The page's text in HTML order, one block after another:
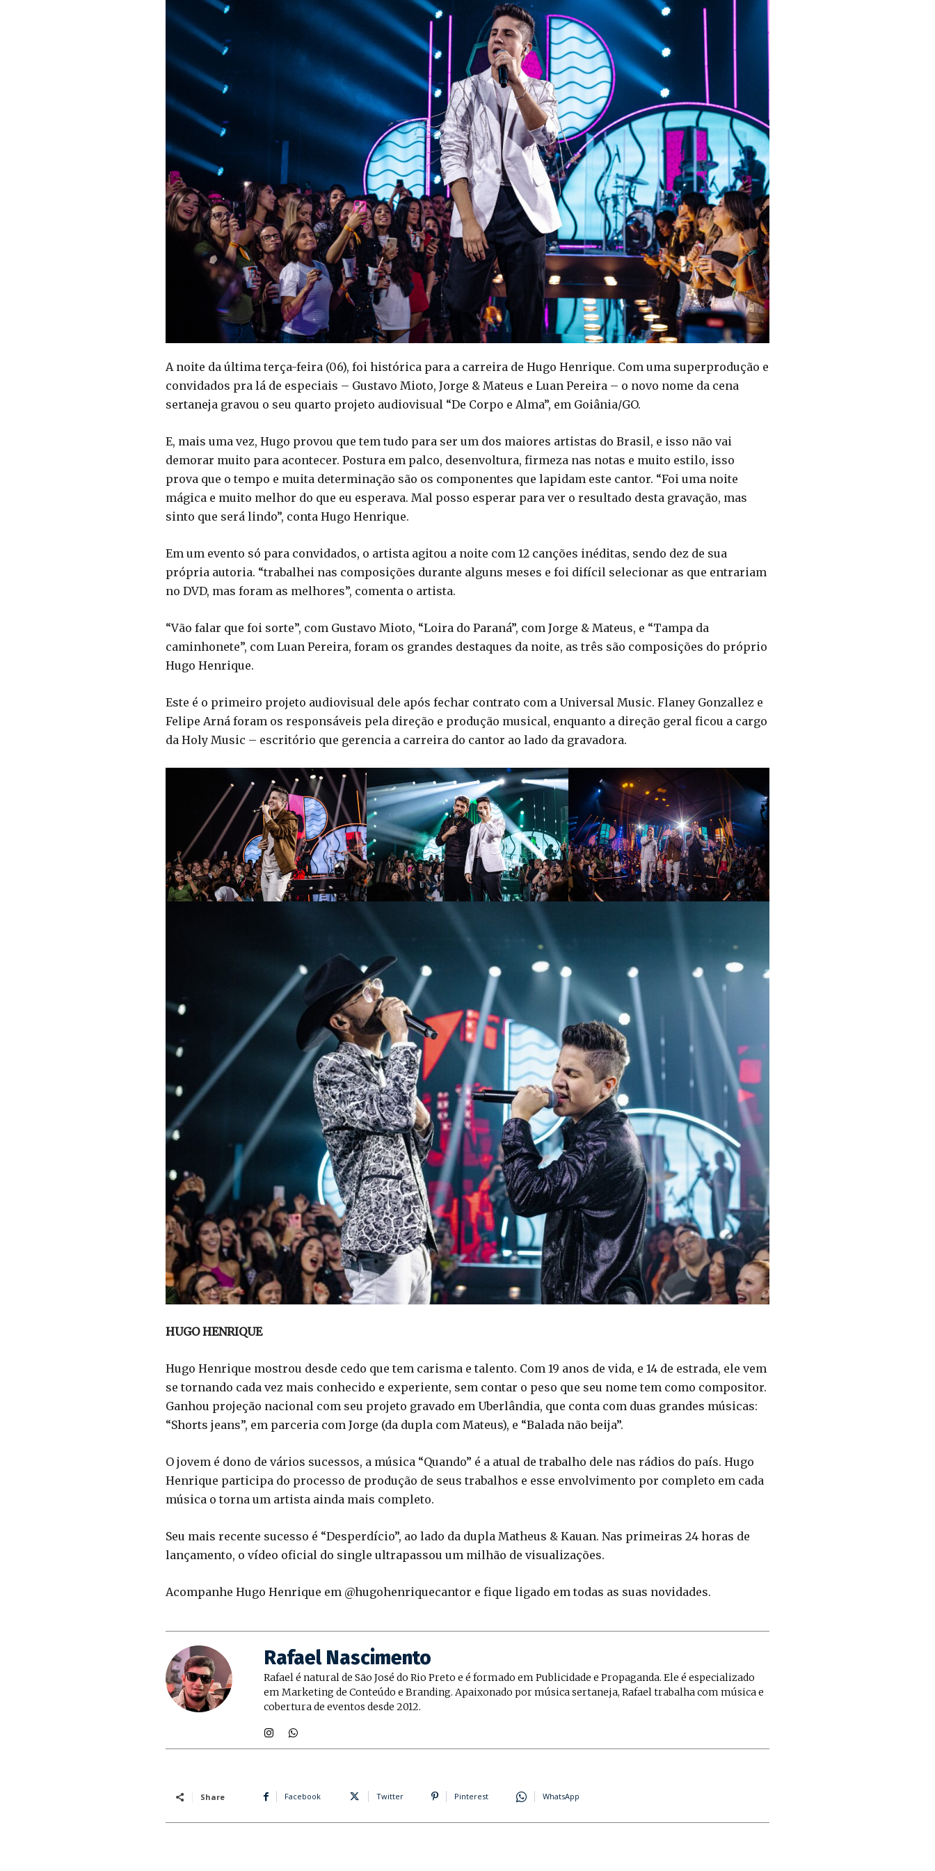
A noite da última terça-feira (06), foi histórica para a carreira de Hugo Henrique. Com uma superprodução e
convidados pra lá de especiais – Gustavo Mioto, Jorge & Mateus e Luan Pereira – o novo nome da cena
sertaneja gravou o seu quarto projeto audiovisual “De Corpo e Alma”, em Goiânia/GO.
E, mais uma vez, Hugo provou que tem tudo para ser um dos maiores artistas do Brasil, e isso não vai
demorar muito para acontecer. Postura em palco, desenvoltura, firmeza nas notas e muito estilo, isso
prova que o tempo e muita determinação são os componentes que lapidam este cantor. “Foi uma noite
mágica e muito melhor do que eu esperava. Mal posso esperar para ver o resultado desta gravação, mas
sinto que será lindo”, conta Hugo Henrique.
Em um evento só para convidados, o artista agitou a noite com 12 canções inéditas, sendo dez de sua
própria autoria. “trabalhei nas composições durante alguns meses e foi difícil selecionar as que entrariam
no DVD, mas foram as melhores”, comenta o artista.
“Vão falar que foi sorte”, com Gustavo Mioto, “Loira do Paraná”, com Jorge & Mateus, e “Tampa da
caminhonete”, com Luan Pereira, foram os grandes destaques da noite, as três são composições do próprio
Hugo Henrique.
Este é o primeiro projeto audiovisual dele após fechar contrato com a Universal Music. Flaney Gonzallez e
Felipe Arná foram os responsáveis pela direção e produção musical, enquanto a direção geral ficou a cargo
da Holy Music – escritório que gerencia a carreira do cantor ao lado da gravadora.
HUGO HENRIQUE
Hugo Henrique mostrou desde cedo que tem carisma e talento. Com 19 anos de vida, e 14 de estrada, ele vem
se tornando cada vez mais conhecido e experiente, sem contar o peso que seu nome tem como compositor.
Ganhou projeção nacional com seu projeto gravado em Uberlândia, que conta com duas grandes músicas:
“Shorts jeans”, em parceria com Jorge (da dupla com Mateus), e “Balada não beija”.
O jovem é dono de vários sucessos, a música “Quando” é a atual de trabalho dele nas rádios do país. Hugo
Henrique participa do processo de produção de seus trabalhos e esse envolvimento por completo em cada
música o torna um artista ainda mais completo.
Seu mais recente sucesso é “Desperdício”, ao lado da dupla Matheus & Kauan. Nas primeiras 24 horas de
lançamento, o vídeo oficial do single ultrapassou um milhão de visualizações.
Acompanhe Hugo Henrique em @hugohenriquecantor e fique ligado em todas as suas novidades.
Rafael Nascimento
Rafael é natural de São José do Rio Preto e é formado em Publicidade e Propaganda. Ele é especializado
em Marketing de Conteúdo e Branding. Apaixonado por música sertaneja, Rafael trabalha com música e
cobertura de eventos desde 2012.
Share Facebook Twitter Pinterest WhatsApp